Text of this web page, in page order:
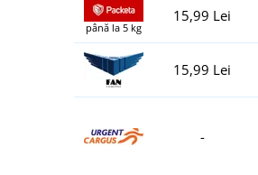
până la 5 kg
15,99 Lei
15,99 Lei
-